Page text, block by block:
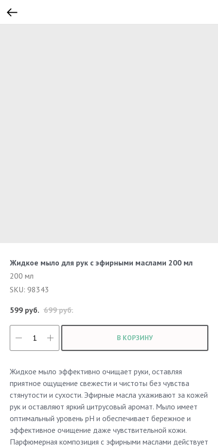
Жидкое мыло для рук с эфирными маслами 200 мл
200 мл
SKU: 98343
599 руб. 699 руб.
В КОРЗИНУ
Жидкое мыло эффективно очищает руки, оставляя
приятное ощущение свежести и чистоты без чувства
стянутости и сухости. Эфирные масла ухаживают за кожей
рук и оставляют яркий цитрусовый аромат. Мыло имеет
оптимальный уровень pH и обеспечивает бережное и
эффективное очищение даже чувствительной кожи.
Парфюмерная композиция с эфирными маслами действует